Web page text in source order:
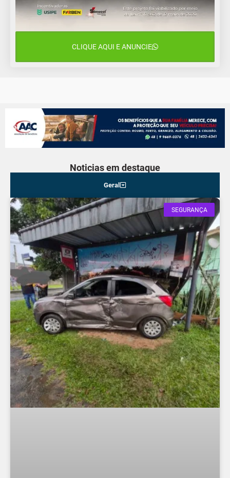
CLIQUE AQUI E ANUNCIE
Noticias em destaque
Geral
SEGURANÇA